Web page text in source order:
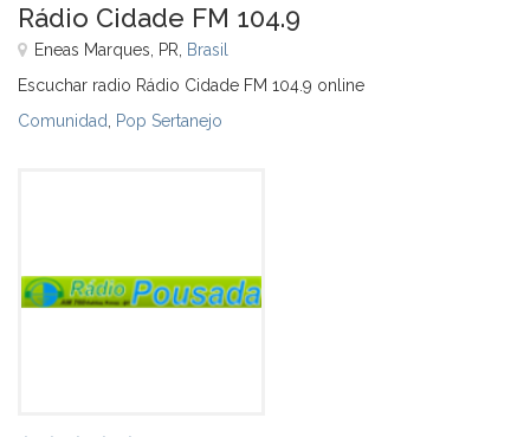
Rádio Cidade FM 104.9
Eneas Marques, PR, Brasil
Escuchar radio Rádio Cidade FM 104.9 online
Comunidad Pop Sertanejo